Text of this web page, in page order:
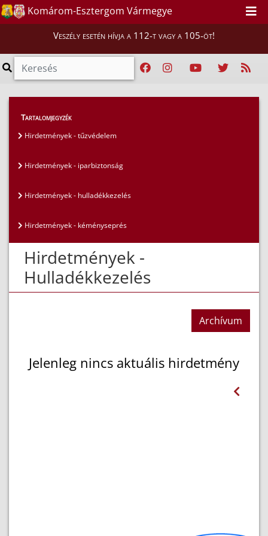
Komárom-Esztergom Vármegye
Veszély esetén hívja a 112-t vagy a 105-öt!
Hatósági ügyek
Hirdetmények - hulladékkezelés
Tartalomjegyzék
Hirdetmények - tűzvédelem
Hirdetmények - iparbiztonság
Hirdetmények - hulladékkezelés
Hirdetmények - kéményseprés
Hirdetmények -
Hulladékkezelés
Archívum
Jelenleg nincs aktuális hirdetmény